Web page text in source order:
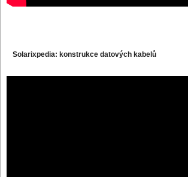
Solarixpedia: konstrukce datových kabelů